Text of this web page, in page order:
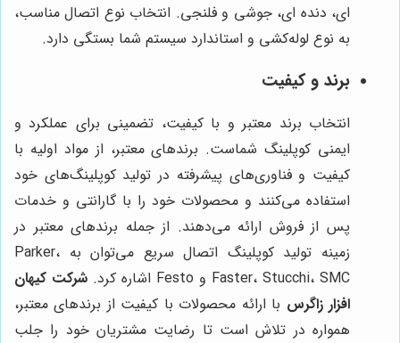
ای، دنده ای، جوشی و فلنجی. انتخاب نوع اتصال مناسب،
به نوع لوله‌کشی و استاندارد سیستم شما بستگی دارد.
برند و کیفیت
انتخاب برند معتبر و با کیفیت، تضمینی برای عملکرد و
ایمنی کوپلینگ شماست. برندهای معتبر، از مواد اولیه با
کیفیت و فناوری‌های پیشرفته در تولید کوپلینگ‌های خود
استفاده می‌کنند و محصولات خود را با گارانتی و خدمات
پس از فروش ارائه می‌دهند. از جمله برندهای معتبر در
زمینه تولید کوپلینگ اتصال سریع می‌توان به Parker،
Faster، Stucchi، SMC و Festo اشاره کرد.
شرکت کیهان
افزار زاگرس با ارائه محصولات با کیفیت از برندهای معتبر،
همواره در تلاش است تا رضایت مشتریان خود را جلب